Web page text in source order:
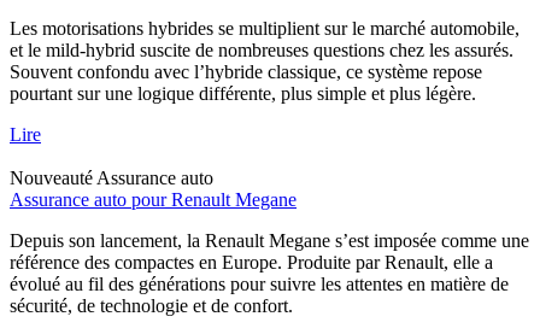
Les motorisations hybrides se multiplient sur le marché automobile,
et le mild-hybrid suscite de nombreuses questions chez les assurés.
Souvent confondu avec l’hybride classique, ce système repose
pourtant sur une logique différente, plus simple et plus légère.
Lire
Nouveauté Assurance auto
Assurance auto pour Renault Megane
Depuis son lancement, la Renault Megane s’est imposée comme une
référence des compactes en Europe. Produite par Renault, elle a
évolué au fil des générations pour suivre les attentes en matière de
sécurité, de technologie et de confort.